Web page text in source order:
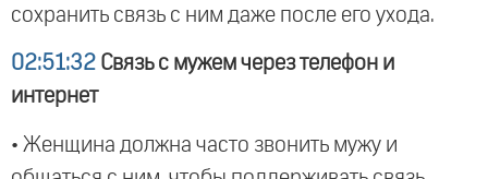
сохранить связь с ним даже после его ухода.
02:51:32 Связь с мужем через телефон и
интернет
• Женщина должна часто звонить мужу и